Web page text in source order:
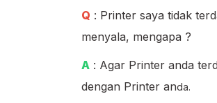
Q : Printer saya tidak
menyala, mengapa ?
A : Agar Printer anda
dengan Printer anda.